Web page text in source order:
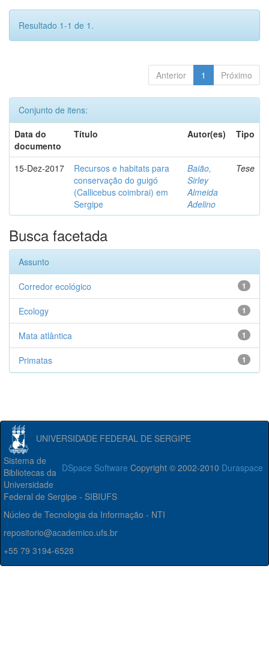
Resultado 1-1 de 1.
Anterior 1 Próximo
Conjunto de itens:
Data do
documento
Título Autor(es) Tipo
15-Dez-2017
Recursos e habitats para
conservação do guigó
(Callicebus coimbrai) em
Sergipe
Baião,
Sirley
Almeida
Adelino
Tese
Busca facetada
Assunto
1
Corredor ecológico
1
Ecology
1
Mata atlântica
1
Primatas
UNIVERSIDADE FEDERAL DE SERGIPE
DSpace Software Copyright © 2002-2010 Duraspace
Sistema de
Bibliotecas da
Universidade
Federal de Sergipe - SIBIUFS
Núcleo de Tecnologia da Informação - NTI
repositorio@academico.ufs.br
+55 79 3194-6528